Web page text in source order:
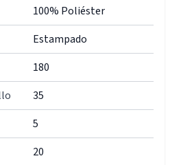
100% Poliéster
Estampado
180
35
5
20